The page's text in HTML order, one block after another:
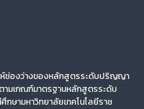
ะห์ช่องว่างของหลักสูตรระดับปริญญา
มเกณฑ์มาตรฐานหลักสูตรระดับ
ษามหาวิทยาลัยเทคโนโลยีราช